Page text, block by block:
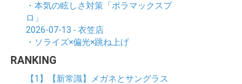
・本気の眩しさ対策「ポラマックスプ
ロ」
2026-07-13 - 衣笠店
・ソライズ×偏光×跳ね上げ
RANKING
【1】【新常識】メガネとサングラス